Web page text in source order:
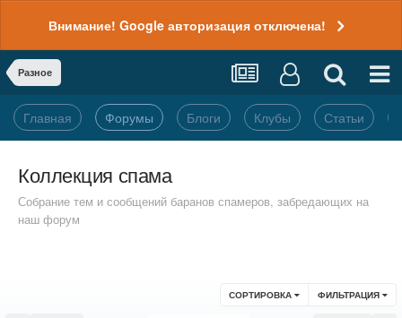
Внимание! Google авторизация отключена!
Разное
Главная Форумы Блоги Клубы Статьи
Коллекция спама
Собрание тем и сообщений баранов спамеров, забредающих на
наш форум
СОРТИРОВКА ФИЛЬТРАЦИЯ